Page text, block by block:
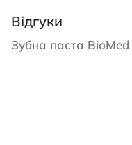
Відгуки
Зубна паста